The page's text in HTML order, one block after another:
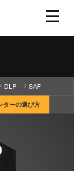
DLP SAF
ーの選び方